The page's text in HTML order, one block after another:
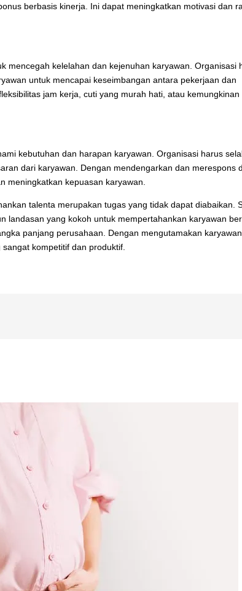
berbasis kinerja. Ini dapat meningkatkan motivasi dan
mencegah kelelahan dan kejenuhan karyawan. Organisasi
untuk mencapai keseimbangan antara pekerjaan dan
jam kerja, cuti yang murah hati, atau kemungkinan
kebutuhan dan harapan karyawan. Organisasi harus
dari karyawan. Dengan mendengarkan dan merespons
meningkatkan kepuasan karyawan.
talenta merupakan tugas yang tidak dapat diabaikan.
landasan yang kokoh untuk mempertahankan karyawan
panjang perusahaan. Dengan mengutamakan karyawan,
kompetitif dan produktif.